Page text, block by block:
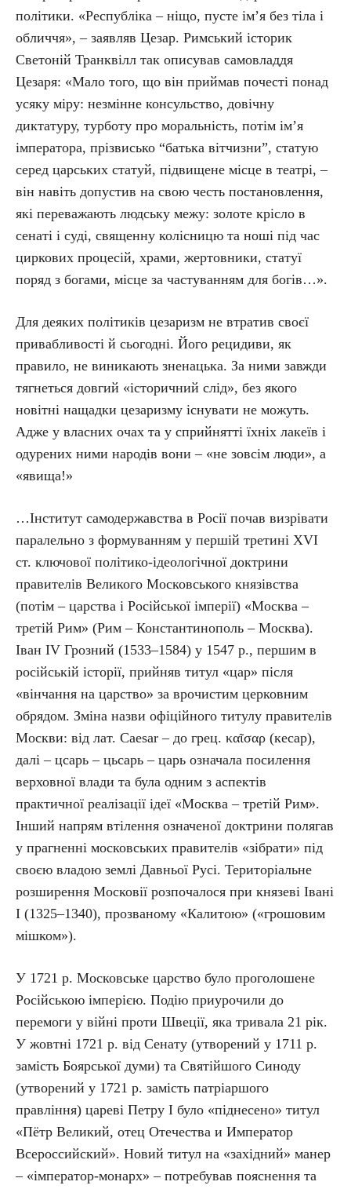
політики. «Республіка – ніщо, пусте ім’я без тіла і
обличчя», – заявляв Цезар. Римський історик
Светоній Транквілл так описував самовладдя
Цезаря: «Мало того, що він приймав почесті понад
усяку міру: незмінне консульство, довічну
диктатуру, турботу про моральність, потім ім’я
імператора, прізвисько “батька вітчизни”, статую
серед царських статуй, підвищене місце в театрі, –
він навіть допустив на свою честь постановлення,
які переважають людську межу: золоте крісло в
сенаті і суді, священну колісницю та ноші під час
циркових процесій, храми, жертовники, статуї
поряд з богами, місце за частуванням для богів…».
Для деяких політиків цезаризм не втратив своєї
привабливості й сьогодні. Його рецидиви, як
правило, не виникають зненацька. За ними завжди
тягнеться довгий «історичний слід», без якого
новітні нащадки цезаризму існувати не можуть.
Адже у власних очах та у сприйнятті їхніх лакеїв і
одурених ними народів вони – «не зовсім люди», а
«явища!»
…Інститут самодержавства в Росії почав визрівати
паралельно з формуванням у першій третині XVI
ст. ключової політико-ідеологічної доктрини
правителів Великого Московського князівства
(потім – царства і Російської імперії) «Москва –
третій Рим» (Рим – Константинополь – Москва).
Іван IV Грозний (1533–1584) у 1547 р., першим в
російській історії, прийняв титул «цар» після
«вінчання на царство» за врочистим церковним
обрядом. Зміна назви офіційного титулу правителів
Москви: від лат. Caesar – до грец. καῖσαρ (кесар),
далі – цсарь – цьсарь – царь означала посилення
верховної влади та була одним з аспектів
практичної реалізації ідеї «Москва – третій Рим».
Інший напрям втілення означеної доктрини полягав
у прагненні московських правителів «зібрати» під
своєю владою землі Давньої Русі. Територіальне
розширення Московії розпочалося при князеві Івані
І (1325–1340), прозваному «Калитою» («грошовим
мішком»).
У 1721 р. Московське царство було проголошене
Російською імперією. Подію приурочили до
перемоги у війні проти Швеції, яка тривала 21 рік.
У жовтні 1721 р. від Сенату (утворений у 1711 р.
замість Боярської думи) та Святійшого Синоду
(утворений у 1721 р. замість патріаршого
правління) цареві Петру І було «піднесено» титул
«Пётр Великий, отец Отечества и Император
Всероссийский». Новий титул на «західний» манер
– «імператор-монарх» – потребував пояснення та